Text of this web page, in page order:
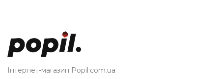
Інтернет-магазин Popil.com.ua